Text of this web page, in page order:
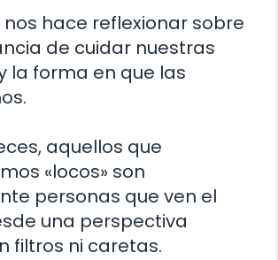
nos hace reflexionar sobre
de cuidar nuestras
la forma en que las
aquellos que
«locos» son
personas que ven el
una perspectiva
filtros ni caretas.